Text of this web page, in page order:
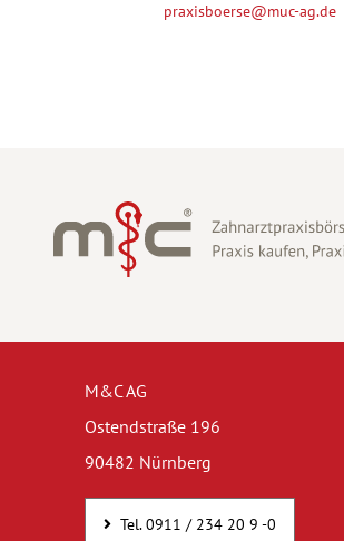
praxisboerse@muc-ag.de
M&C AG
Ostendstraße 196
90482 Nürnberg
Tel. 0911 / 234 20 9 -0